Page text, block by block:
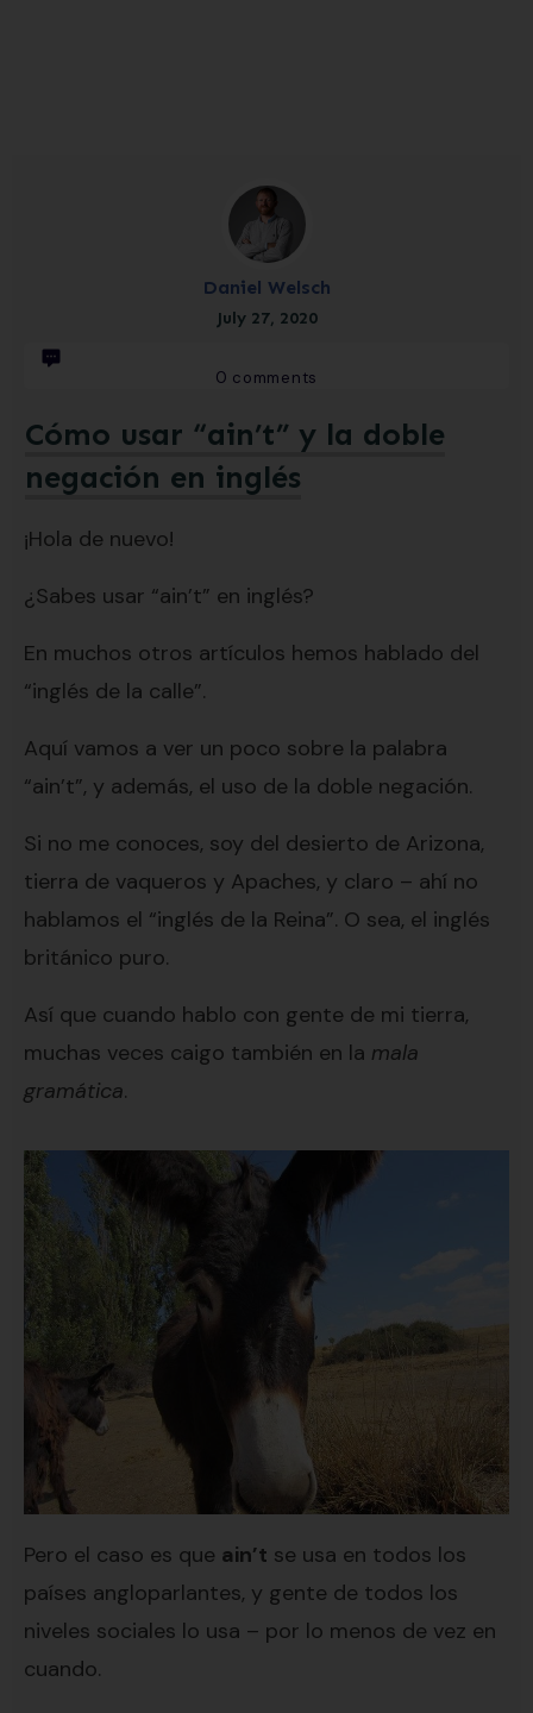
Daniel Welsch
July 27, 2020
0 comments
Cómo usar “ain’t” y la doble
negación en inglés
¡Hola de nuevo!
¿Sabes usar “ain’t” en inglés?
En muchos otros artículos hemos hablado del
“inglés de la calle”.
Aquí vamos a ver un poco sobre la palabra
“ain’t”, y además, el uso de la doble negación.
Si no me conoces, soy del desierto de Arizona,
tierra de vaqueros y Apaches, y claro – ahí no
hablamos el “inglés de la Reina”. O sea, el inglés
británico puro.
Así que cuando hablo con gente de mi tierra,
muchas veces caigo también en la mala
gramática.
Pero el caso es que ain’t se usa en todos los
países angloparlantes, y gente de todos los
niveles sociales lo usa – por lo menos de vez en
cuando.